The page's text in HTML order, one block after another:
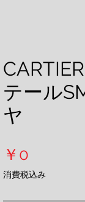
テール
ヤ
￥0
格
消費税込み